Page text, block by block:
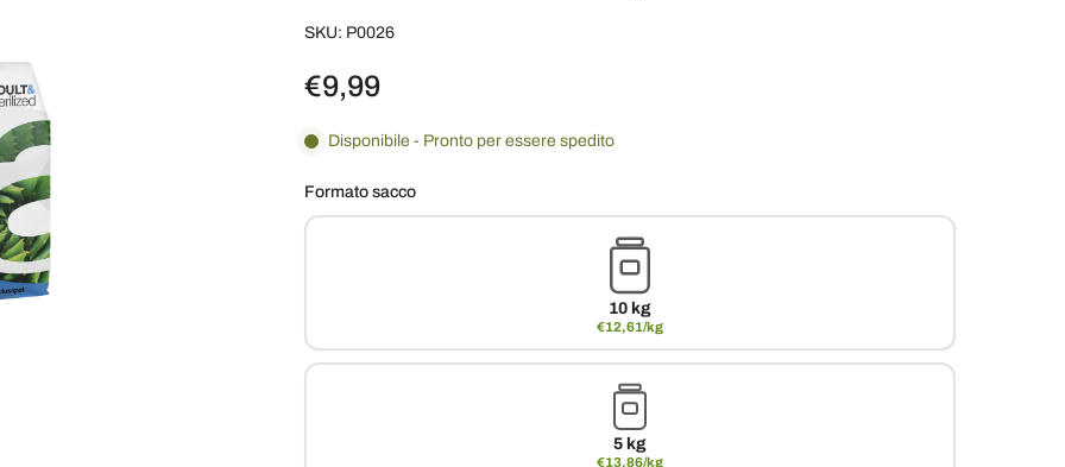
SKU: P0026
€9,99
Disponibile - Pronto per essere spedito
Formato sacco
10 kg
€12,61/kg
5 kg
€13,86/kg